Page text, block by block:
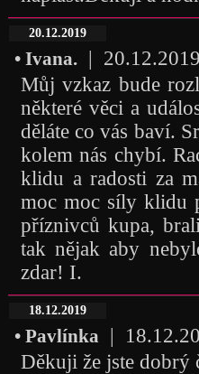
20.12.2019
• Ivana. |
Můj vzkaz bude
některé věci a
děláte co vás baví.
kolem nás chybí.
klidu a radosti za
moc moc síly klidu
příznivců kupa,
tak nějak aby
zdar! I.
18.12.2019
• Pavlínka |
Děkuji že jste dobrý